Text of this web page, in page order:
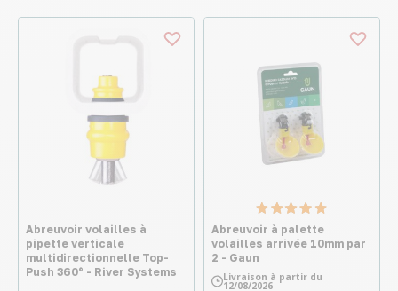
Abreuvoir volailles à
pipette verticale
multidirectionnelle Top-
Push 360° - River Systems
Abreuvoir à palette
volailles arrivée 10mm par
2 - Gaun
Livraison à partir du
12/08/2026